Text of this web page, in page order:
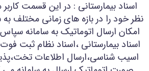
اسناد بیمارستانی : در این قسمت
نظر خود را در بازه های زمانی مختلف
امکان ارسال اتوماتیک به سامانه
اسناد بیمارستانی ،اسناد نظام ثبت
اسیب شناسی،ارسال اطلاعات